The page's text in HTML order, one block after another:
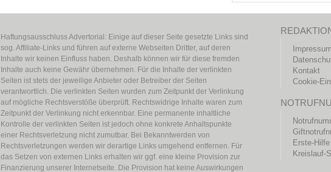
Haftungsausschluss Advertorial: Einige auf dieser Seite gesetzte Links sind
sog. Affiliate-Links und führen auf externe Webseiten Dritter, auf deren
Inhalte wir keinen Einfluss haben. Deshalb können wir für diese fremden
Inhalte auch keine Gewähr übernehmen. Für die Inhalte der verlinkten
Seiten ist stets der jeweilige Anbieter oder Betreiber der Seiten
verantwortlich. Die verlinkten Seiten wurden zum Zeitpunkt der Verlinkung
auf mögliche Rechtsverstöße überprüft. Rechtswidrige Inhalte waren zum
Zeitpunkt der Verlinkung nicht erkennbar. Eine permanente inhaltliche
Kontrolle der verlinkten Seiten ist jedoch ohne konkrete Anhaltspunkte
einer Rechtsverletzung nicht zumutbar. Bei Bekanntwerden von
Rechtsverletzungen werden wir derartige Links umgehend entfernen. Für
das Setzen von externen Links erhalten wir ggf. eine kleine Provision zur
Finanzierung unserer Internetseite. Die Provision hat keine Auswirkungen
Impressum
Kontakt
Cookie-
Erste-
Kreislauf-